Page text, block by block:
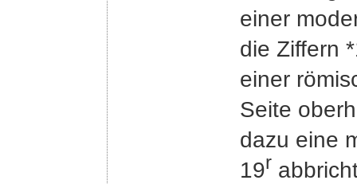
einer
die Ziffern
einer
Seite
dazu eine
19r